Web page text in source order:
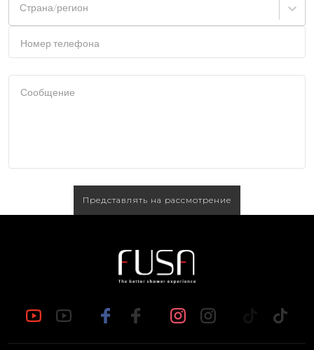
Страна/регион
Номер телефона
Сообщение
Представлять на рассмотрение